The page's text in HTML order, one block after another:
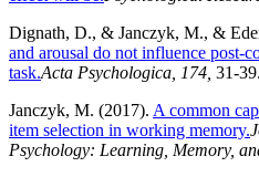
Dignath, D., & Janczyk, M., &
and arousal do not influence post-
task.Acta Psychologica, 174, 31-39.
Janczyk, M. (2017). A common
item selection in working memory.
Psychology: Learning, Memory,